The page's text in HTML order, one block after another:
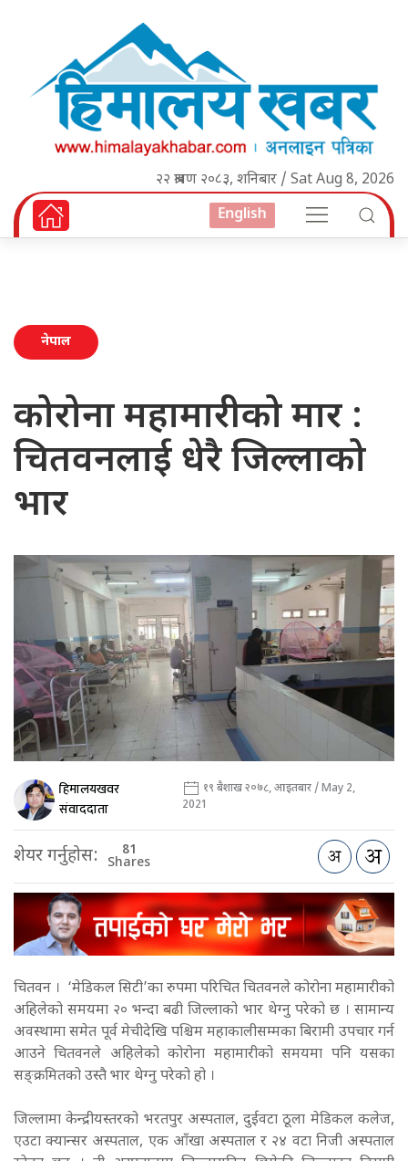
२२ श्रावण २०८३, शनिबार / Sat Aug 8, 2026
English
नेपाल
कोरोना महामारीको मार :
चितवनलाई धेरै जिल्लाको
भार
हिमालयखवर
संवाददाता
१९ बैशाख २०७८, आइतबार / May 2,
2021
शेयर गर्नुहोस: 81
Shares
चितवन । ‘मेडिकल सिटी’का रुपमा परिचित चितवनले कोरोना महामारीको
अहिलेको समयमा २० भन्दा बढी जिल्लाको भार थेग्नु परेको छ । सामान्य
अवस्थामा समेत पूर्व मेचीदेखि पश्चिम महाकालीसम्मका बिरामी उपचार गर्न
आउने चितवनले अहिलेको कोरोना महामारीको समयमा पनि यसका
सङ्क्रमितको उस्तै भार थेग्नु परेको हो ।
जिल्लामा केन्द्रीयस्तरको भरतपुर अस्पताल, दुईवटा ठूला मेडिकल कलेज,
एउटा क्यान्सर अस्पताल, एक आँखा अस्पताल र २४ वटा निजी अस्पताल